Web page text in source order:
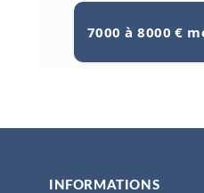
7000 à 8000 €
INFORMATIONS